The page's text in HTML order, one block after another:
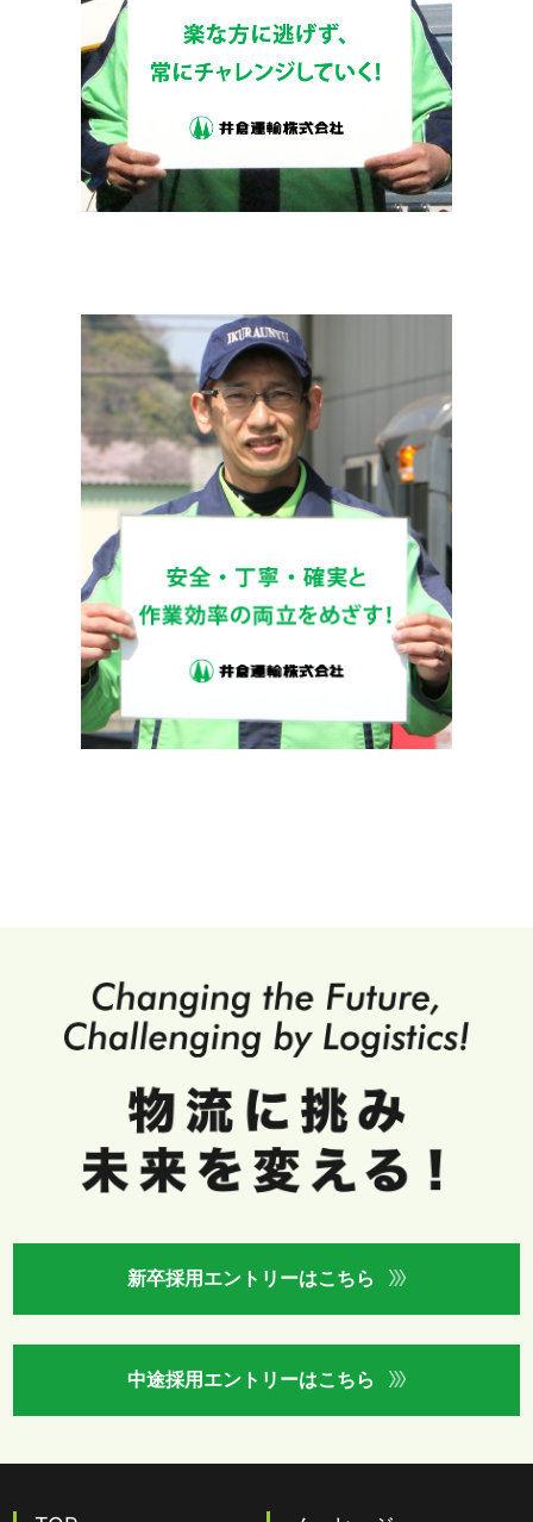
新卒採用エントリーはこちら
中途採用エントリーはこちら